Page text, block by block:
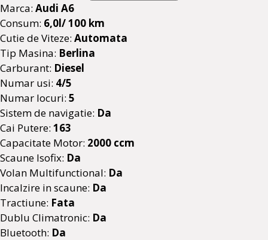
Marca: Audi A6
Consum: 6,0l/ 100 km
Cutie de Viteze: Automata
Tip Masina: Berlina
Carburant: Diesel
Numar usi: 4/5
Numar locuri: 5
Sistem de navigatie: Da
Cai Putere: 163
Capacitate Motor: 2000 ccm
Scaune Isofix: Da
Volan Multifunctional: Da
Incalzire in scaune: Da
Tractiune: Fata
Dublu Climatronic: Da
Bluetooth: Da